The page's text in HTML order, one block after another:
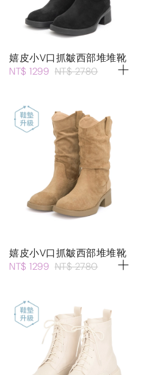
嬉皮小V口抓皺西部堆堆靴
NT$ 1299 NT$ 2780
嬉皮小V口抓皺西部堆堆靴
NT$ 1299 NT$ 2780